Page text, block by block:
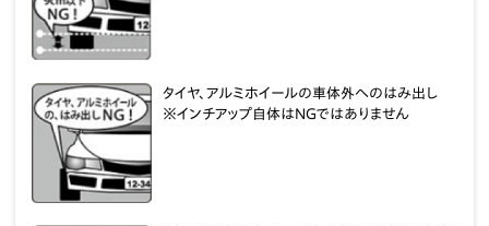
タイヤ、アルミホイールの車体外へのはみ出し
※インチアップ自体はNGではありません